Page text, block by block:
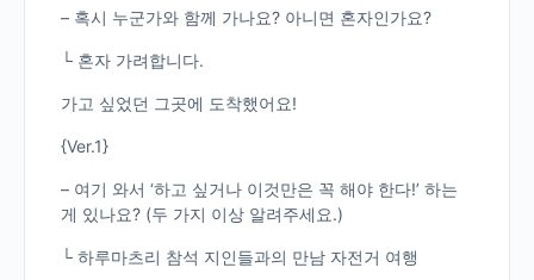
– 혹시 누군가와 함께 가나요? 아니면 혼자인가요?
└ 혼자 가려합니다.
가고 싶었던 그곳에 도착했어요!
{Ver.1}
– 여기 와서 ‘하고 싶거나 이것만은 꼭 해야 한다!’ 하는
게 있나요? (두 가지 이상 알려주세요.)
└ 하루마츠리 참석 지인들과의 만남 자전거 여행